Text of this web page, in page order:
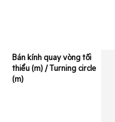
Bán kính quay vòng tối
thiểu (m) / Turning circle
(m)